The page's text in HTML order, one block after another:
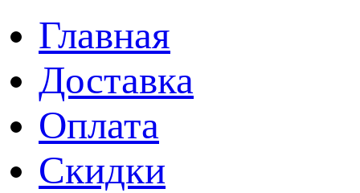
Главная
Доставка
Оплата
Скидки